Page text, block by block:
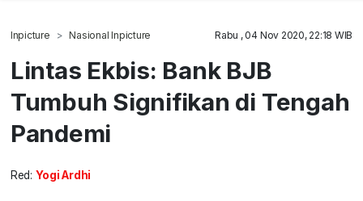
Inpicture Nasional Inpicture Rabu , 04 Nov 2020, 22:18 WIB
Lintas Ekbis: Bank BJB
Tumbuh Signifikan di Tengah
Pandemi
Red: Yogi Ardhi